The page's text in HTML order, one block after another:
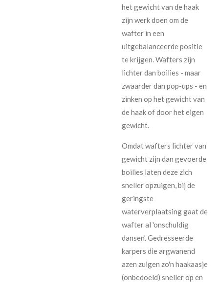
het gewicht van de haak
zijn werk doen om de
wafter in een
uitgebalanceerde positie
te krijgen. Wafters zijn
lichter dan boilies - maar
zwaarder dan pop-ups - en
zinken op het gewicht van
de haak of door het eigen
gewicht.
Omdat wafters lichter van
gewicht zijn dan gevoerde
boilies laten deze zich
sneller opzuigen, bij de
geringste
waterverplaatsing gaat de
wafter al 'onschuldig
dansen'. Gedresseerde
karpers die argwanend
azen zuigen zo'n haakaasje
(onbedoeld) sneller op en